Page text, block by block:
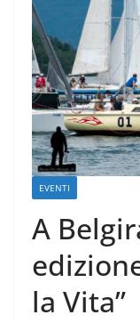
EVENTI
A
la Vita”